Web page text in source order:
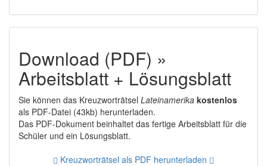
Download (PDF) »
Arbeitsblatt + Lösungsblatt
Sie können das Kreuzworträtsel Lateinamerika kostenlos
als PDF-Datei (43kb) herunterladen.
Das PDF-Dokument beinhaltet das fertige Arbeitsblatt für die
Schüler und ein Lösungsblatt.
Kreuzworträtsel als PDF herunterladen